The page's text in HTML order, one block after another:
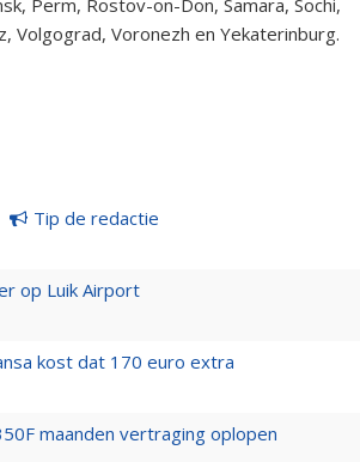
Volgograd, Voronezh en Yekaterinburg.
Tip de redactie
op Luik Airport
kost dat 170 euro extra
maanden vertraging oplopen